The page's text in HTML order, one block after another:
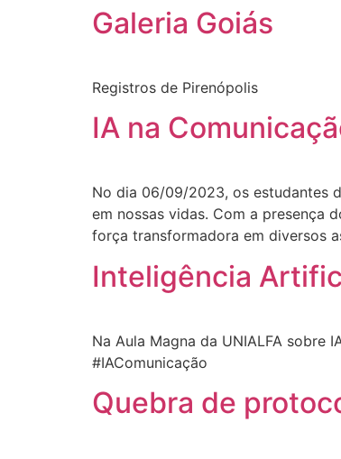
Galeria Goiás
Registros de Pirenópolis
IA na
No dia 06/09/2023, os estudantes
em nossas vidas. Com a presença
força transformadora em diversos
Inteligência
Na Aula Magna da UNIALFA sobre
#IAComunicação
Quebra de